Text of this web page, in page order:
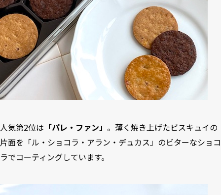
人気第2位は 「パレ・ファン」 。薄く焼き上げたビスキュイの
片面を「ル・ショコラ・アラン・デュカス」のビターなショコ
ラでコーティングしています。